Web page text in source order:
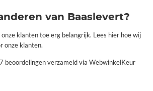
van Baaslevert?
klanten toe erg belangrijk. Lees hier hoe wij
onze klanten.
beoordelingen verzameld via WebwinkelKeur